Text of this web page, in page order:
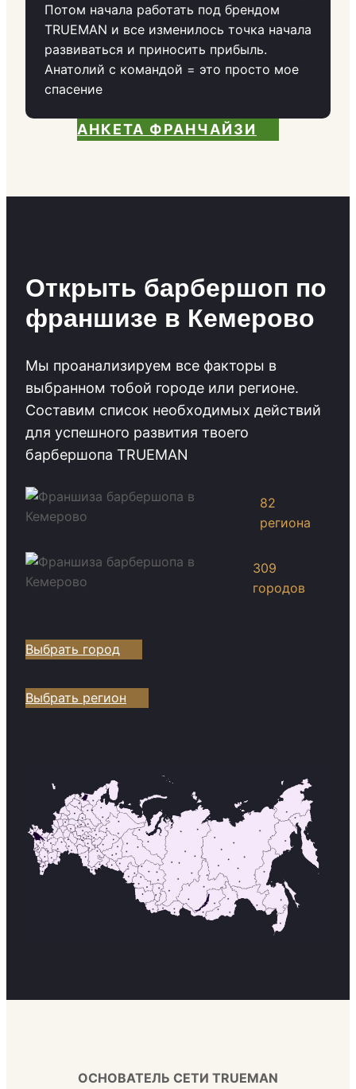
Потом начала работать под брендом
TRUEMAN и все изменилось точка начала
развиваться и приносить прибыль.
Анатолий с командой = это просто мое
спасение
АНКЕТА ФРАНЧАЙЗИ
Открыть барбершоп по
франшизе в Кемерово
Мы проанализируем все факторы в
выбранном тобой городе или регионе.
Cоставим список необходимых действий
для успешного развития твоего
барбершопа TRUEMAN
82
региона
309
городов
Выбрать город
Выбрать регион
ОСНОВАТЕЛЬ СЕТИ TRUEMAN